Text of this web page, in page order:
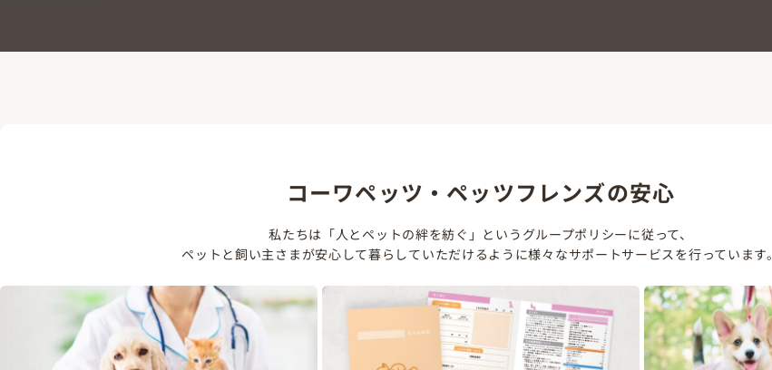
コーワペッツ・ペッツフレンズの安心
私たちは「人とペットの絆を紡ぐ」というグループポリシーに従って、
ペットと飼い主さまが安心して暮らしていただけるように様々なサポートサービスを行っています。